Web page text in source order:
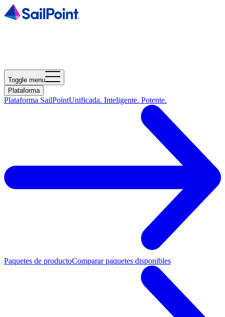
Toggle menu
Plataforma
Plataforma SailPointUnificada. Inteligente. Potente.
Paquetes de productoComparar paquetes disponibles